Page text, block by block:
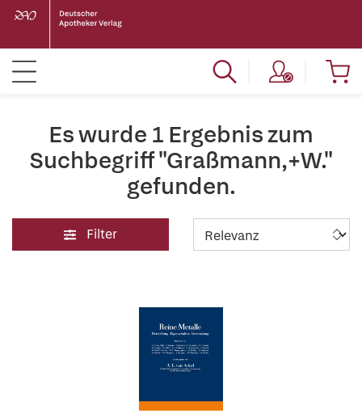
Es wurde 1 Ergebnis zum
Suchbegriff "Graßmann,+W."
gefunden.
Filter